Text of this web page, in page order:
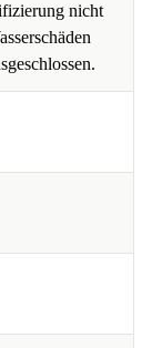
nicht